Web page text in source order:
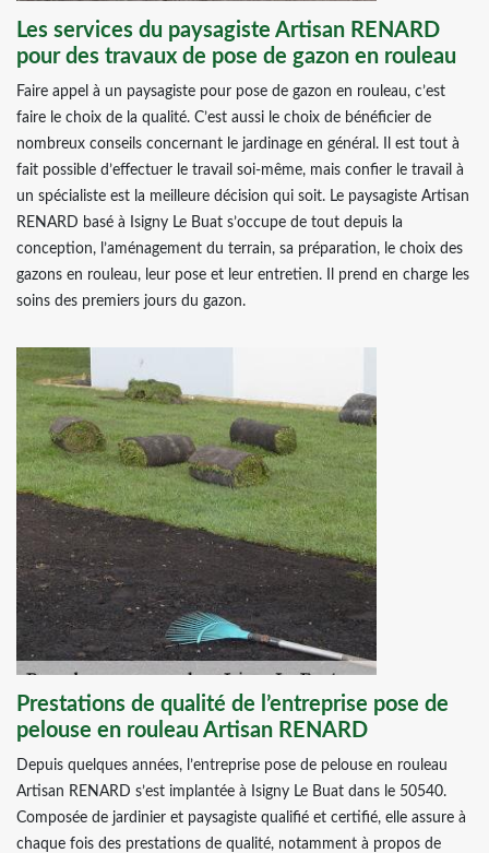
Les services du paysagiste Artisan RENARD
pour des travaux de pose de gazon en rouleau
Faire appel à un paysagiste pour pose de gazon en rouleau, c’est
faire le choix de la qualité. C’est aussi le choix de bénéficier de
nombreux conseils concernant le jardinage en général. Il est tout à
fait possible d’effectuer le travail soi-même, mais confier le travail à
un spécialiste est la meilleure décision qui soit. Le paysagiste Artisan
RENARD basé à Isigny Le Buat s’occupe de tout depuis la
conception, l’aménagement du terrain, sa préparation, le choix des
gazons en rouleau, leur pose et leur entretien. Il prend en charge les
soins des premiers jours du gazon.
Prestations de qualité de l’entreprise pose de
pelouse en rouleau Artisan RENARD
Depuis quelques années, l’entreprise pose de pelouse en rouleau
Artisan RENARD s’est implantée à Isigny Le Buat dans le 50540.
Composée de jardinier et paysagiste qualifié et certifié, elle assure à
chaque fois des prestations de qualité, notamment à propos de